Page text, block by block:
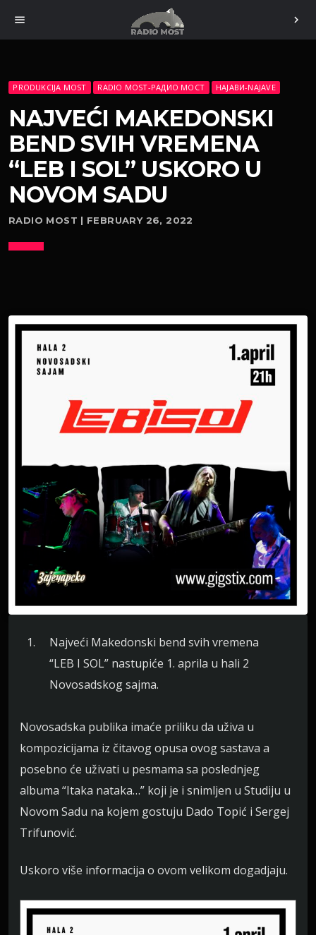
menu chevron_right
PRODUKCIJA MOST RADIO MOST-РАДИО МОСТ НАЈАВИ-NAJAVE
NAJVEĆI MAKEDONSKI
BEND SVIH VREMENA
“LEB I SOL” USKORO U
NOVOM SADU
RADIO MOST | FEBRUARY 26, 2022
Najveći Makedonski bend svih vremena
“LEB I SOL” nastupiće 1. aprila u hali 2
Novosadskog sajma.
Novosadska publika imaće priliku da uživa u
kompozicijama iz čitavog opusa ovog sastava a
posebno će uživati u pesmama sa poslednjeg
albuma “Itaka nataka…” koji je i snimljen u Studiju u
Novom Sadu na kojem gostuju Dado Topić i Sergej
Trifunović.
Uskoro više informacija o ovom velikom dogadjaju.